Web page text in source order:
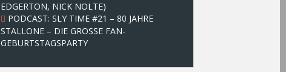
EDGERTON, NICK NOLTE)
PODCAST: SLY TIME #21 – 80 JAHRE
STALLONE – DIE GROSSE FAN-
GEBURTSTAGSPARTY